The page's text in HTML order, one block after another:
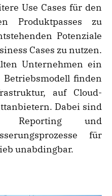
Use Cases für den
Produktpasses zu
Potenziale
Cases zu nutzen.
Unternehmen ein
Betriebsmodell finden
auf Cloud-
Dabei sind
Reporting und
für
unabdingbar.